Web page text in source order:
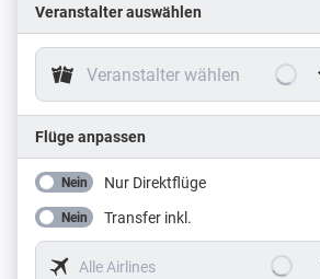
Veranstalter auswählen
Veranstalter wählen
Flüge anpassen
Nein Nur Direktflüge
Nein Transfer inkl.
Alle Airlines